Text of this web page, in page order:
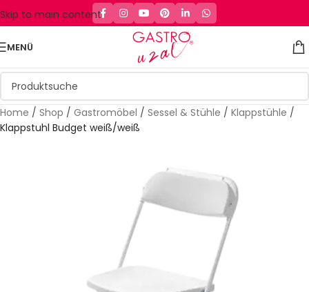
Skip to main content
MENÜ
Home / Shop / Gastromöbel / Sessel & Stühle / Klappstühle /
Klappstuhl Budget weiß/weiß